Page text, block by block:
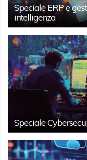
Speciale ERP e
intelligenza
Speciale